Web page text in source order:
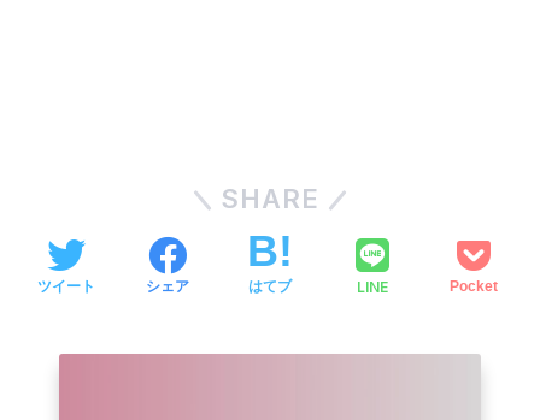
SHARE
ツイート シェア はてブ LINE Pocket